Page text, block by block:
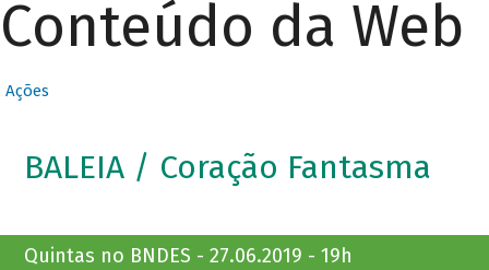
Conteúdo da Web
Ações
BALEIA / Coração Fantasma
Quintas no BNDES - 27.06.2019 - 19h